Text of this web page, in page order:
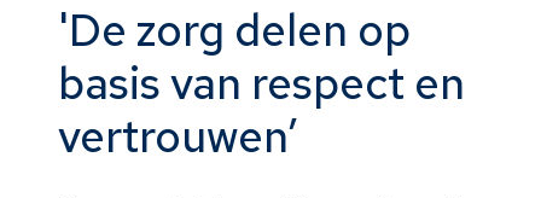
'De zorg delen op
basis van respect en
vertrouwen’